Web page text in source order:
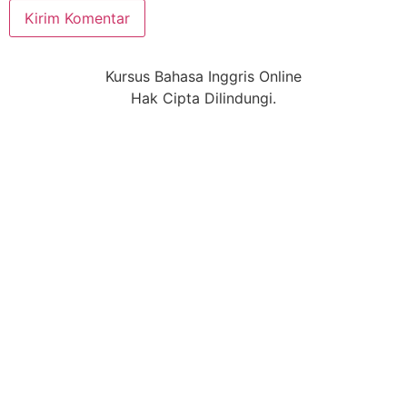
Kursus Bahasa Inggris Online
Hak Cipta Dilindungi.